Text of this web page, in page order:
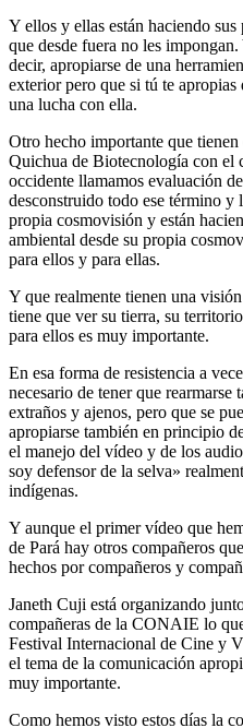
Y ellos y ellas están haciendo
que desde fuera no les
decir, apropiarse de una
exterior pero que si tú te apropias
una lucha con ella.
Otro hecho importante que
Quichua de Biotecnología con el
occidente llamamos evaluación
desconstruido todo ese término y
propia cosmovisión y están
ambiental desde su propia
para ellos y para ellas.
Y que realmente tienen una
tiene que ver su tierra, su
para ellos es muy importante.
En esa forma de resistencia a
necesario de tener que rearmarse
extraños y ajenos, pero que se
apropiarse también en principio
el manejo del vídeo y de los
soy defensor de la selva»
indígenas.
Y aunque el primer vídeo que
de Pará hay otros compañeros
hechos por compañeros y
Janeth Cuji está organizando
compañeras de la CONAIE lo
Festival Internacional de Cine y
el tema de la comunicación
muy importante.
Como hemos visto estos días la